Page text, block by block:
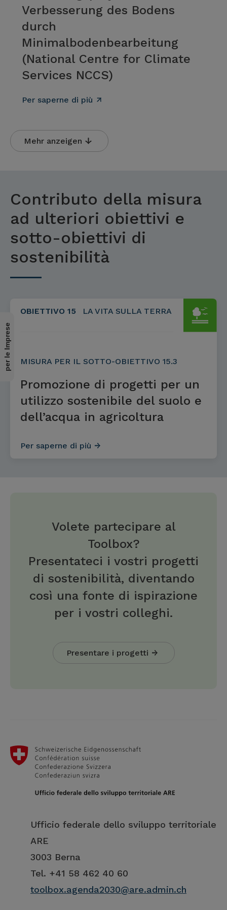
Verbesserung des Bodens
durch
Minimalbodenbearbeitung
(National Centre for Climate
Services NCCS)
Per saperne di più
Mehr anzeigen
Contributo della misura
ad ulteriori obiettivi e
sotto-obiettivi di
sostenibilità
OBIETTIVO 15 LA VITA SULLA TERRA
MISURA PER IL SOTTO-OBIETTIVO 15.3
Promozione di progetti per un
utilizzo sostenibile del suolo e
dell’acqua in agricoltura
Per saperne di più
Volete partecipare al
Toolbox?
Presentateci i vostri progetti
di sostenibilità, diventando
così una fonte di ispirazione
per i vostri colleghi.
Presentare i progetti
Ufficio federale dello sviluppo territoriale
ARE
3003 Berna
Tel. +41 58 462 40 60
toolbox.agenda2030@are.admin.ch
per le Imprese